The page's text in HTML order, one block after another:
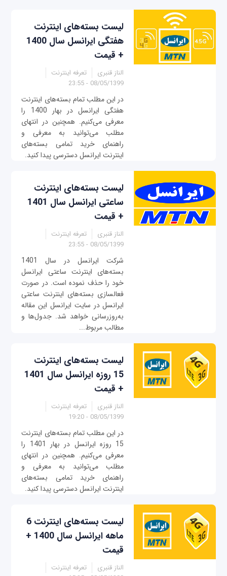
لیست بسته‌های اینترنت
هفتگی ایرانسل سال 1400
+ قیمت
الناز قنبری
تعرفه اینترنت
08/05/1399 - 23:55
در این مطلب تمام بسته‌های اینترنت
هفتگی ایرانسل در بهار 1400 را
معرفی می‌کنیم. همچنین در انتهای
مطلب می‌توانید به معرفی و
راهنمای خرید تمامی بسته‌های
اینترنت ایرانسل دسترسی پیدا کنید.
لیست بسته‌های اینترنت
ساعتی ایرانسل سال 1401
+ قیمت
الناز قنبری
تعرفه اینترنت
08/05/1399 - 23:55
شرکت ایرانسل در سال 1401
بسته‌های اینترنت ساعتی ایرانسل
خود را حذف نموده است. در صورت
فعالسازی بسته‌های اینترنت ساعتی
ایرانسل در سایت ایرانسل این مقاله
به‌روزرسانی خواهد شد. جدول‌ها و
مطالب مربوط...
لیست بسته‌های اینترنت
15 روزه ایرانسل سال 1401
+ قیمت
الناز قنبری
تعرفه اینترنت
08/05/1399 - 19:20
در این مطلب تمام بسته‌های اینترنت
15 روزه ایرانسل در بهار 1401 را
معرفی می‌کنیم. همچنین در انتهای
مطلب می‌توانید به معرفی و
راهنمای خرید تمامی بسته‌های
اینترنت ایرانسل دسترسی پیدا کنید.
لیست بسته‌های اینترنت 6
ماهه ایرانسل سال 1400 +
قیمت
الناز قنبری
تعرفه اینترنت